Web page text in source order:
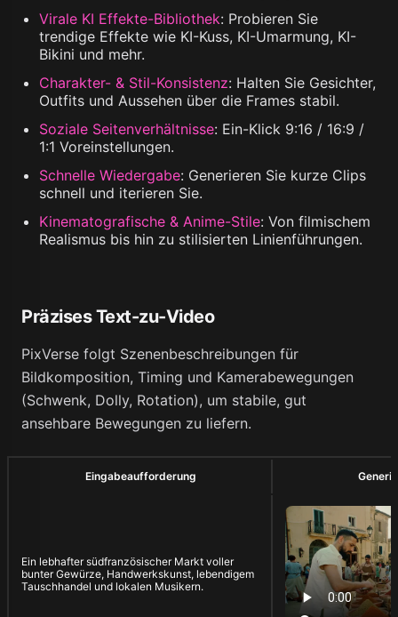
Virale KI Effekte-Bibliothek: Probieren Sie
trendige Effekte wie KI-Kuss, KI-Umarmung, KI-
Bikini und mehr.
Charakter- & Stil-Konsistenz: Halten Sie Gesichter,
Outfits und Aussehen über die Frames stabil.
Soziale Seitenverhältnisse: Ein-Klick 9:16 / 16:9 /
1:1 Voreinstellungen.
Schnelle Wiedergabe: Generieren Sie kurze Clips
schnell und iterieren Sie.
Kinematografische & Anime-Stile: Von filmischem
Realismus bis hin zu stilisierten Linienführungen.
Präzises Text-zu-Video
PixVerse folgt Szenenbeschreibungen für
Bildkomposition, Timing und Kamerabewegungen
(Schwenk, Dolly, Rotation), um stabile, gut
ansehbare Bewegungen zu liefern.
Eingabeaufforderung
Ein lebhafter südfranzösischer Markt voller
bunter Gewürze, Handwerkskunst, lebendigem
Tauschhandel und lokalen Musikern.